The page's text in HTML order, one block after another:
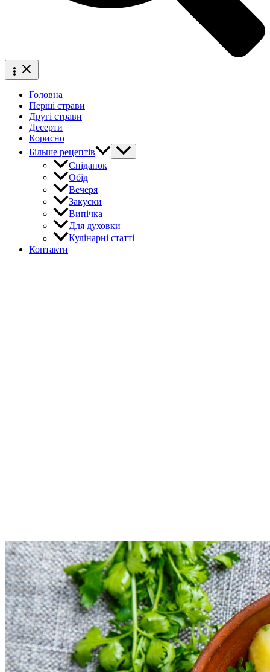
Головна
Перші страви
Другі страви
Десерти
Корисно
Більше рецептів
Сніданок
Обід
Вечеря
Закуски
Випічка
Для духовки
Кулінарні статті
Контакти